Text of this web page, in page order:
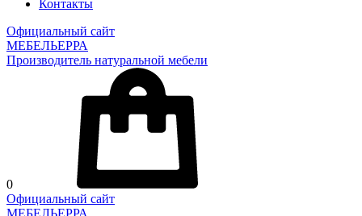
Контакты
Официальный сайт
МЕБЕЛЬЕРРА
Производитель натуральной мебели
0
Официальный сайт
МЕБЕЛЬЕРРА